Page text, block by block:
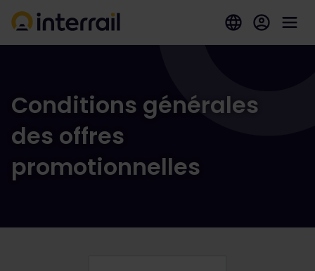
Conditions générales
des offres
promotionnelles